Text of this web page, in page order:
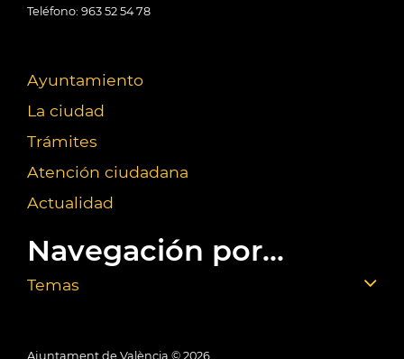
Teléfono: 963 52 54 78
Ayuntamiento
La ciudad
Trámites
Atención ciudadana
Actualidad
Navegación por...
Temas
Ajuntament de València © 2026